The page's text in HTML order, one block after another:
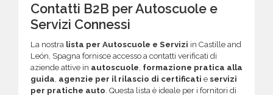
Contatti B2B per Autoscuole e
Servizi Connessi
La nostra lista per Autoscuole e Servizi in Castille and
León, Spagna fornisce accesso a contatti verificati di
aziende attive in autoscuole, formazione pratica alla
guida, agenzie per il rilascio di certificati e servizi
per pratiche auto. Questa lista è ideale per i fornitori di